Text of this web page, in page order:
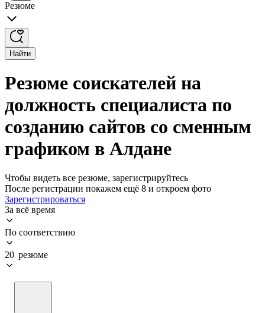
Резюме
Найти
Резюме соискателей на
должность специалиста по
созданию сайтов со сменным
графиком в Алдане
Чтобы видеть все резюме, зарегистрируйтесь
После регистрации покажем ещё 8 и откроем фото
Зарегистрироваться
За всё время
По соответствию
20 резюме